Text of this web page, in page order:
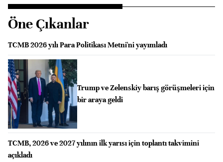
Öne Çıkanlar
TCMB 2026 yılı Para Politikası Metni'ni yayımladı
Trump ve Zelenskiy barış görüşmeleri için
bir araya geldi
TCMB, 2026 ve 2027 yılının ilk yarısı için toplantı takvimini
açıkladı